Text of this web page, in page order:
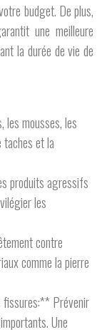
budget. De plus,
une meilleure
la durée de vie de
mousses, les
taches et la
produits agressifs
les
contre
comme la pierre
fissures:** Prévenir
Une